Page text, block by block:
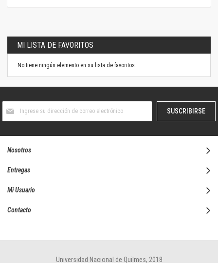
MI LISTA DE FAVORITOS
No tiene ningún elemento en su lista de favoritos.
boletín
SUSCRIBIRSE
Nosotros
Entregas
Mi Usuario
Contacto
Universidad Nacional de Quilmes, 2018